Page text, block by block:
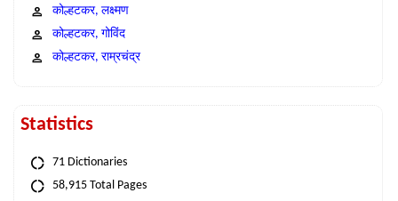
कोल्हटकर, लक्ष्मण
कोल्हटकर, गोविंद
कोल्हटकर, राम्रचंद्र
Statistics
71 Dictionaries
58,915 Total Pages